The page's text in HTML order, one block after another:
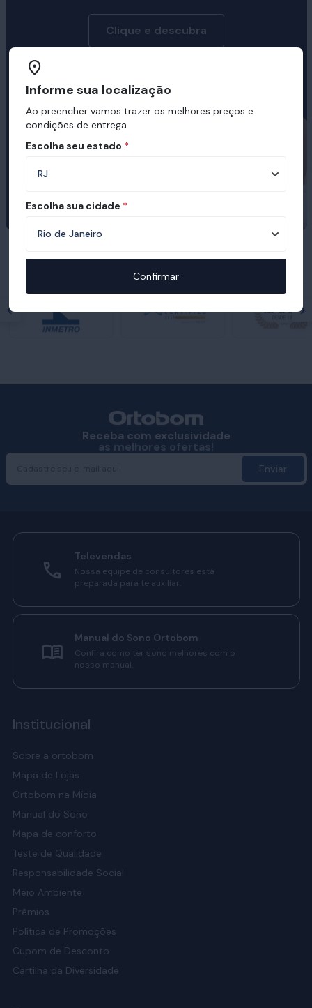
Clique e descubra
Ortobom
Receba com exclusividade
as melhores ofertas!
Enviar
Televendas
Nossa equipe de consultores está
preparada para te auxiliar.
Manual do Sono Ortobom
Confira como ter sono melhores com o
nosso manual.
Institucional
Sobre a ortobom
Mapa de Lojas
Ortobom na Mídia
Manual do Sono
Mapa de conforto
Teste de Qualidade
Responsabilidade Social
Meio Ambiente
Prêmios
Política de Promoções
Cupom de Desconto
Cartilha da Diversidade
Informe sua localização
Ao preencher vamos trazer os melhores preços e
condições de entrega
Escolha seu estado *
Escolha sua cidade *
Confirmar